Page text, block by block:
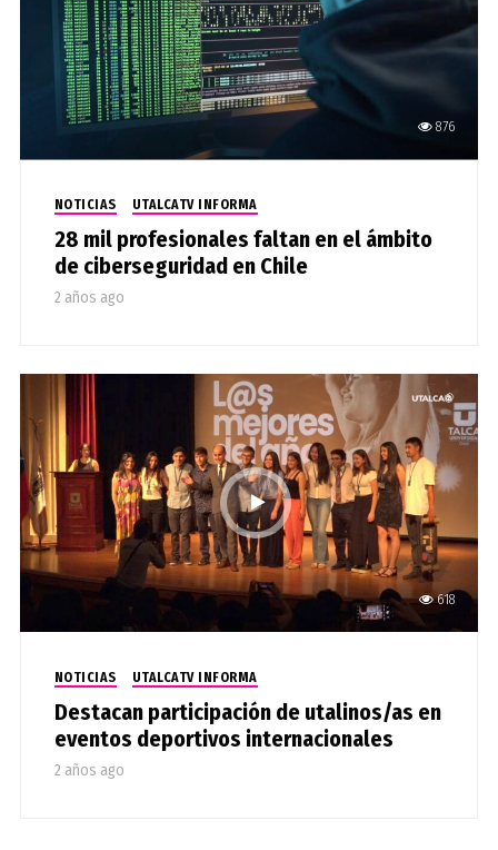
876
NOTICIAS UTALCATV INFORMA
28 mil profesionales faltan en el ámbito
de ciberseguridad en Chile
2 años ago
618
NOTICIAS UTALCATV INFORMA
Destacan participación de utalinos/as en
eventos deportivos internacionales
2 años ago